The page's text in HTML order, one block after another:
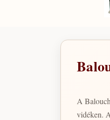
A
vidéken.